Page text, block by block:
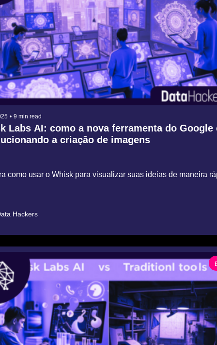
• 9 min read
Labs AI: como a nova ferramenta do Google
a criação de imagens
como usar o Whisk para visualizar suas ideias de maneira
Hackers